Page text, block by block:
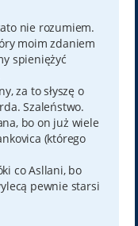
nie rozumiem.
moim zdaniem
spieniężyć
za to słyszę o
Szaleństwo.
bo on już wiele
(którego
co Asllani, bo
pewnie starsi